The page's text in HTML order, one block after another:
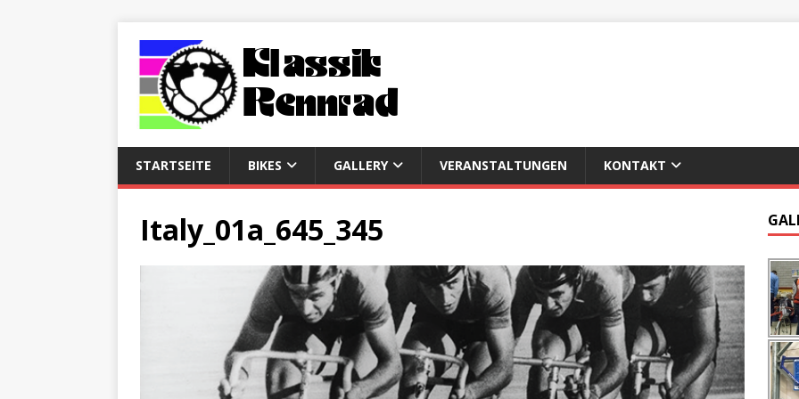
STARTSEITE BIKES GALLERY VERANSTALTUNGEN KONTAKT
Italy_01a_645_345